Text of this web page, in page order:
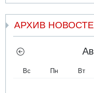
АРХИВ
Вс Пн Вт